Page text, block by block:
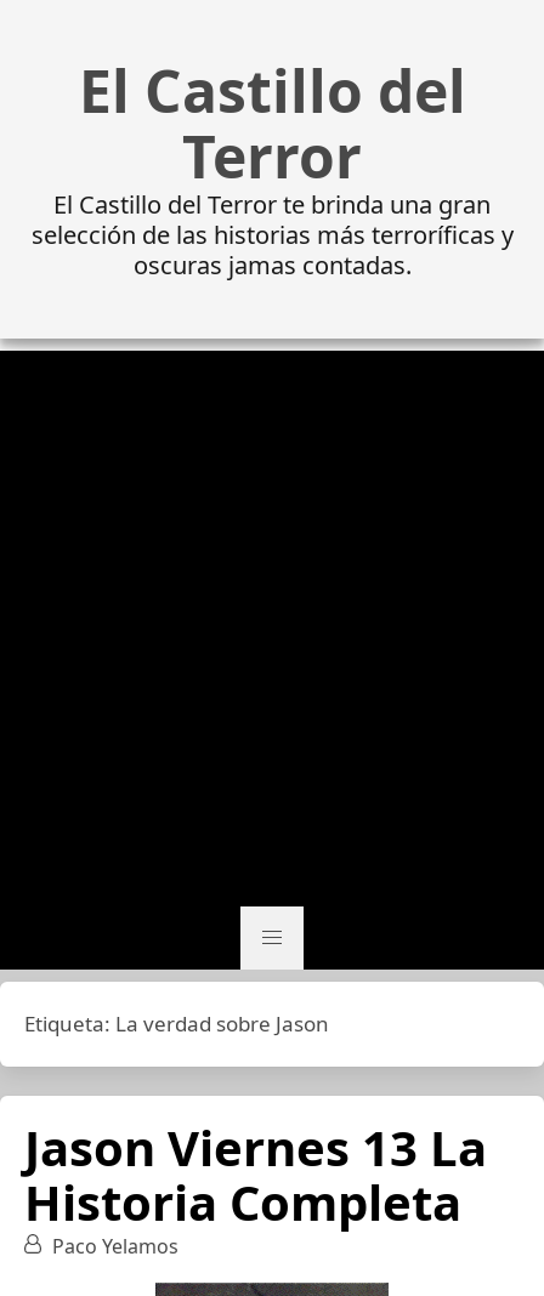
El Castillo del
Terror
El Castillo del Terror te brinda una gran
selección de las historias más terroríficas y
oscuras jamas contadas.
Etiqueta: La verdad sobre Jason
Jason Viernes 13 La
Historia Completa
Paco Yelamos